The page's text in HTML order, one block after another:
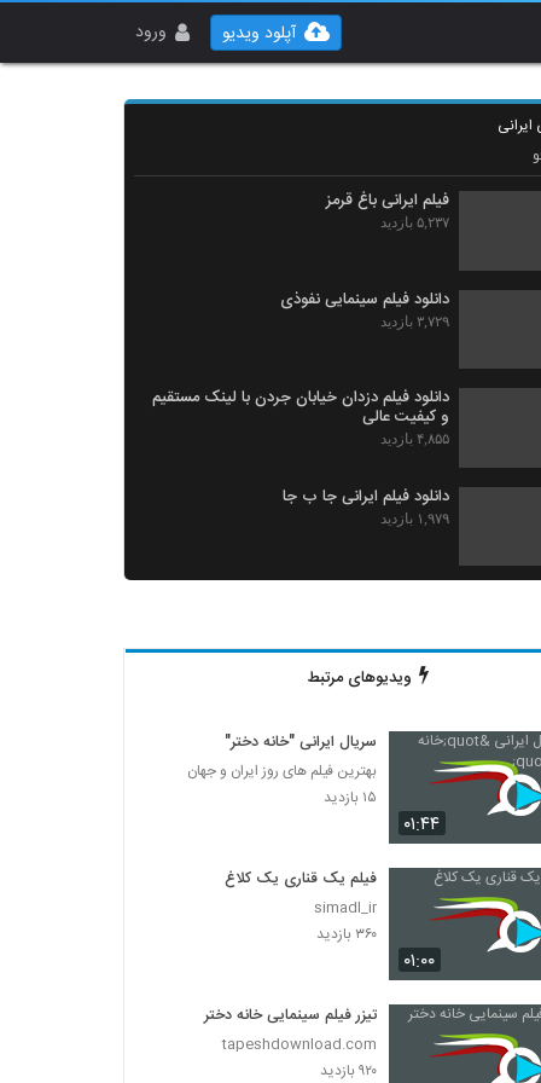
ورود آپلود ویدیو
فیلم ایرانی باغ قرمز
۵,۲۳۷ بازدید
دانلود فیلم سینمایی نفوذی
۳,۷۲۹ بازدید
دانلود فیلم دزدان خیابان جردن با لینک مستقیم
و کیفیت عالی
۴,۸۵۵ بازدید
دانلود فیلم ایرانی جا ب جا
۱,۹۷۹ بازدید
دانلود فیلم گاو زخمی (1393)
دانلود فیلم بیچاره ها
۲,۰۸۸ بازدید
دانلود فیلم این زن ها ساخته عباس رزیجی
۳,۲۰۰ بازدید
دانلود فیلم ایرانی کلاغ پر
۵,۶۷۹ بازدید
ویدیوهای مرتبط
۰۱:۴۴
سریال ایرانی "خانه‌ دختر"
بهترین فیلم های روز ایران و جهان
۱۵ بازدید
۰۱:۰۰
فیلم یک قناری یک کلاغ
simadl_ir
۳۶۰ بازدید
تیزر فیلم سینمایی خانه دختر
tapeshdownload.com
۹۲۰ بازدید